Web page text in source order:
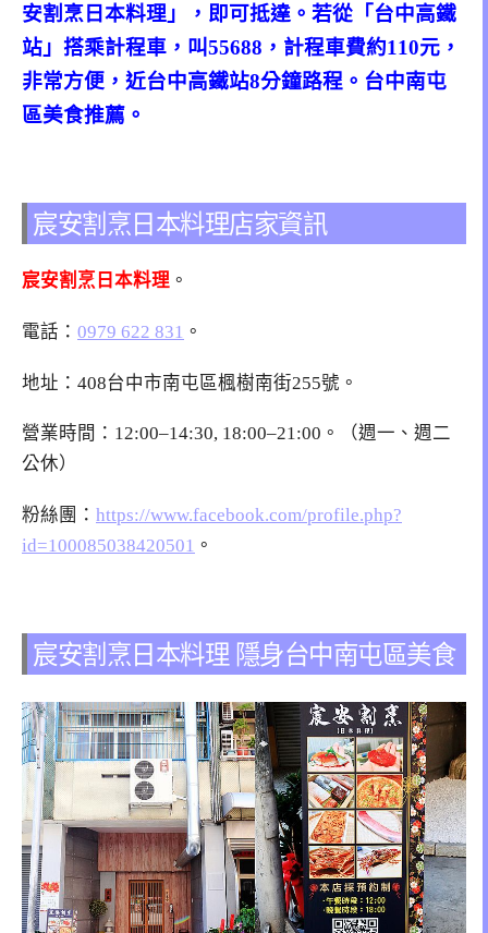
安割烹日本料理」，即可抵達。若從「台中高鐵
站」搭乘計程車，叫55688，計程車費約110元，
非常方便，近台中高鐵站8分鐘路程。台中南屯
區美食推薦。
宸安割烹日本料理店家資訊
宸安割烹日本料理 。
電話： 0979 622 831 。
地址：408台中市南屯區楓樹南街255號。
營業時間：12:00–14:30, 18:00–21:00。（週一、週二
公休）
粉絲團： https://www.facebook.com/profile.php?
id=100085038420501 。
宸安割烹日本料理 隱身台中南屯區美食